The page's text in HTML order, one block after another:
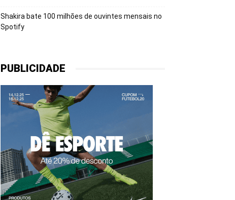
Shakira bate 100 milhões de ouvintes mensais no
Spotify
PUBLICIDADE